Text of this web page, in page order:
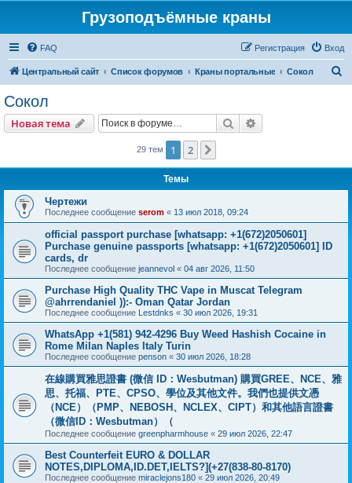
Грузоподъёмные краны
FAQ Вход
Регистрация
Центральный сайт Список форумов Краны портальные Сокол
Сокол
Новая тема Поиск
29 тем 1 2
Темы
Чертежи
Последнее сообщение serom « 13 июл 2018, 09:24
official passport purchase [whatsapp: +1(672)2050601]
Purchase genuine passports [whatsapp: +1(672)2050601] ID
cards, dr
Последнее сообщение jeannevol « 04 авг 2026, 11:50
Purchase High Quality THC Vape in Muscat Telegram
@ahrrendaniel )):- Oman Qatar Jordan
Последнее сообщение Lestdnks « 30 июл 2026, 19:31
WhatsApp +1(581) 942-4296 Buy Weed Hashish Cocaine in
Rome Milan Naples Italy Turin
Последнее сообщение penson « 30 июл 2026, 18:28
在線購買雅思證書 (微信 ID：Wesbutman) 購買GREE、NCE、雅
思、托福、PTE、CPSO、學位及其他文件。我們也提供文憑
（NCE）（PMP、NEBOSH、NCLEX、CIPT）和其他語言證書
（微信ID：Wesbutman）（
Последнее сообщение greenpharmhouse « 29 июл 2026, 22:47
Best Counterfeit EURO & DOLLAR
NOTES,DIPLOMA,ID.DET,IELTS?](+27(838-80-8170)
Последнее сообщение miraclejons180 « 29 июл 2026, 20:49